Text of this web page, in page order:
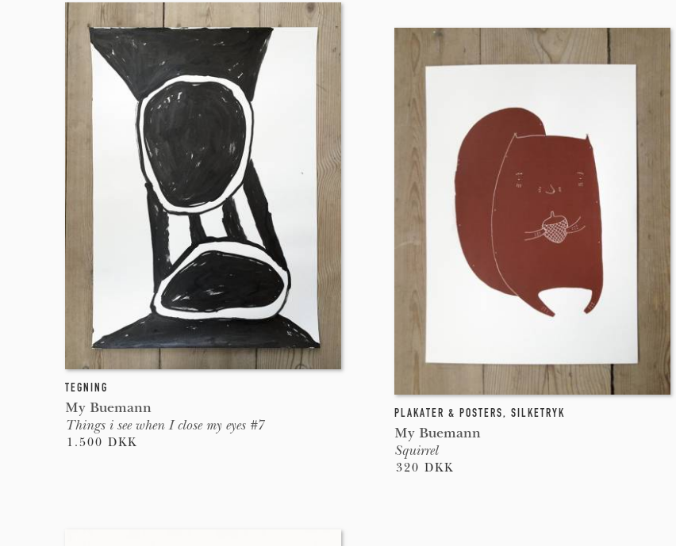
TEGNING
My Buemann
Things i see when I close my eyes #7
1.500 DKK
PLAKATER & POSTERS, SILKETRYK
My Buemann
Squirrel
320 DKK